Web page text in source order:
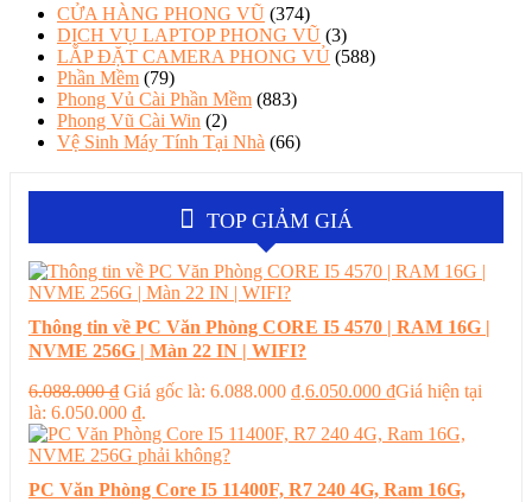
CỬA HÀNG PHONG VŨ (374)
DỊCH VỤ LAPTOP PHONG VŨ (3)
LẮP ĐẶT CAMERA PHONG VỦ (588)
Phần Mềm (79)
Phong Vủ Cài Phần Mềm (883)
Phong Vũ Cài Win (2)
Vệ Sinh Máy Tính Tại Nhà (66)
TOP GIẢM GIÁ
Thông tin về PC Văn Phòng CORE I5 4570 | RAM 16G |
NVME 256G | Màn 22 IN | WIFI?
6.088.000₫ Giá gốc là: 6.088.000 ₫.6.050.000 ₫Giá hiện tại
là: 6.050.000 ₫.
PC Văn Phòng Core I5 11400F, R7 240 4G, Ram 16G,